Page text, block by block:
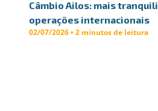
Câmbio Ailos: mais
operações internacionais
02/07/2026 • 2 minutos de leitura